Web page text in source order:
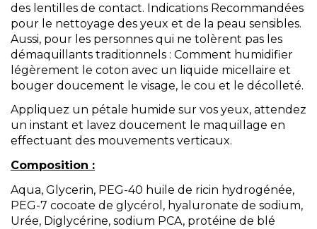
des lentilles de contact. Indications Recommandées
pour le nettoyage des yeux et de la peau sensibles.
Aussi, pour les personnes qui ne tolèrent pas les
démaquillants traditionnels : Comment humidifier
légèrement le coton avec un liquide micellaire et
bouger doucement le visage, le cou et le décolleté.
Appliquez un pétale humide sur vos yeux, attendez
un instant et lavez doucement le maquillage en
effectuant des mouvements verticaux.
Composition :
Aqua, Glycerin, PEG-40 huile de ricin hydrogénée,
PEG-7 cocoate de glycérol, hyaluronate de sodium,
Urée, Diglycérine, sodium PCA, protéine de blé